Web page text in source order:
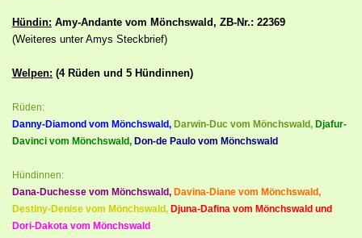
Hündin: Amy-Andante vom Mönchswald, ZB-Nr.: 22369
(Weiteres unter Amys Steckbrief)
Welpen: (4 Rüden und 5 Hündinnen)
Rüden:
Danny-Diamond vom Mönchswald, Darwin-Duc vom Mönchswald, Djafur-
Davinci vom Mönchswald, Don-de Paulo vom Mönchswald
Hündinnen:
Dana-Duchesse vom Mönchswald, Davina-Diane vom Mönchswald,
Destiny-Denise vom Mönchswald, Djuna-Dafina vom Mönchswald und
Dori-Dakota vom Mönchswald